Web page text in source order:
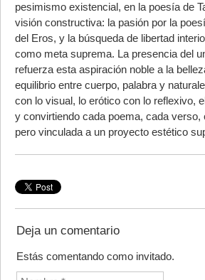
pesimismo existencial, en la poesía de
visión constructiva: la pasión por la
del Eros, y la búsqueda de libertad
como meta suprema. La presencia del
refuerza esta aspiración noble a la
equilibrio entre cuerpo, palabra y
con lo visual, lo erótico con lo reflexivo,
y convirtiendo cada poema, cada verso,
pero vinculada a un proyecto estético
Deja un comentario
Estás comentando como invitado.